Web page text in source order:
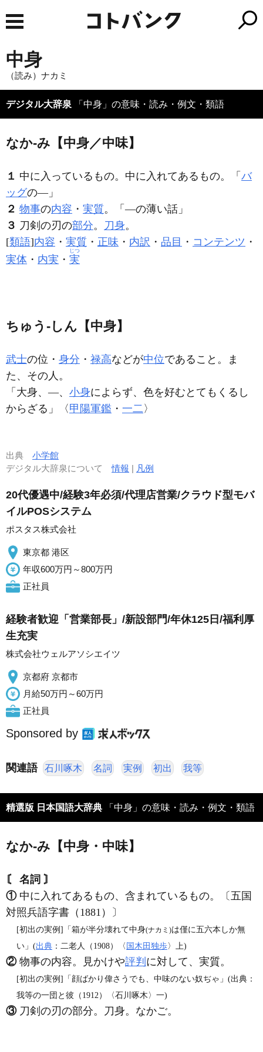
中身
（読み）ナカミ
デジタル大辞泉 「中身」の意味・読み・例文・類語
なか‐み【中身／中味】
１ 中に入っているもの。中に入れてあるもの。「 バ
ッグの―」
２ 物事の内容 ・ 実質。「―の薄い話」
３ 刀剣の刃の部分。 刀身。
[類語]内容 ・ 実質 ・ 正味 ・ 内訳 ・ 品目 ・ コンテンツ ・
実体 ・ 内実 ・ 実
じつ
ちゅう‐しん【中身】
武士の位・ 身分 ・ 禄高などが中位であること。ま
た、その人。
「大身、―、 小身によらず、色を好むとてもくるし
からざる」〈 甲陽軍鑑 ・ 一二 〉
出典 小学館
デジタル大辞泉について情報 | 凡例
20代優遇中/経験3年必須/代理店営業/クラウド型モバ
イルPOSシステム
ポスタス株式会社
東京都 港区
年収600万円～800万円
正社員
経験者歓迎「営業部長」/新設部門/年休125日/福利厚
生充実
株式会社ウェルアソシエイツ
京都府 京都市
月給50万円～60万円
正社員
Sponsored by
関連語 石川啄木 名詞 実例 初出 我等
精選版 日本国語大辞典 「中身」の意味・読み・例文・類語
なか‐み【中身・中味】
〘 名詞 〙
①中に入れてあるもの、含まれているもの。〔五国
対照兵語字書（1881）〕
[初出の実例]「箱が半分壊れて中身(ナカミ)は僅に五六本しか無
い」(出典 ：二老人（1908）〈 国木田独歩〉上)
②物事の内容。見かけや評判 に対して、実質。
[初出の実例]「顔ばかり偉さうでも、中味のない奴ぢゃ」(出典：
我等の一団と彼（1912）〈石川啄木〉一)
③刀剣の刃の部分。刀身。なかご。